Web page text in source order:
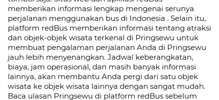
memberikan informasi lengkap mengenai serunya
perjalanan menggunakan bus di Indonesia . Selain itu,
platform redBus memberikan informasi tentang atraksi
dan objek-objek wisata terkenal di Pringsewu untuk
membuat pengalaman perjalanan Anda di Pringsewu
jauh lebih menyenangkan. Jadwal keberangkatan,
biaya, jam operasional, dan masih banyak informasi
lainnya, akan membantu Anda pergi dari satu objek
wisata ke objek wisata lainnya dengan sangat mudah.
Baca ulasan Pringsewu di platform redBus sebelum